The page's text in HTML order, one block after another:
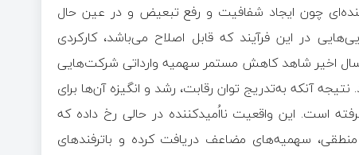
چون ایجاد شفافیت و رفع تبعیض و در عین حال
در این فرآیند که قابل اصلاح می‌باشد، کارکردی
اخیر شاهد کاهش مستمر سهمیه وارداتی شرکت‌هایی
آنکه به‌تدریج توان رقابت، رشد و انگیزه آن‌ها برای
است. این واقعیت نااُمیدکننده در حالی رخ داده که
سهمیه‌های مضاعف دریافت کرده و باترفندهای